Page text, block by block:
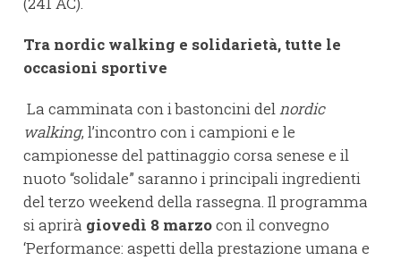
Tra nordic walking e solidarietà, tutte le
occasioni sportive
La camminata con i bastoncini delnordic
walking, l’incontro con i campioni e le
campionesse del pattinaggio corsa senese e il
nuoto “solidale” saranno i principali ingredienti
del terzo weekend della rassegna. Il programma
si aprirà giovedì 8 marzocon il convegno
‘Performance: aspetti della prestazione umana e